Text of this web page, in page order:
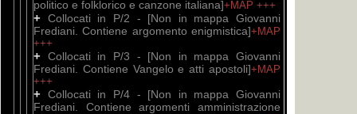
politico e folklorico e canzone italiana]+MAP +++
+ Collocati in P/2 - [Non in mappa Giovanni
Frediani. Contiene argomento enigmistica]+MAP
+++
+ Collocati in P/3 - [Non in mappa Giovanni
Frediani. Contiene Vangelo e atti apostoli]+MAP
+++
+ Collocati in P/4 - [Non in mappa Giovanni
Frediani. Contiene argomenti amministrazione